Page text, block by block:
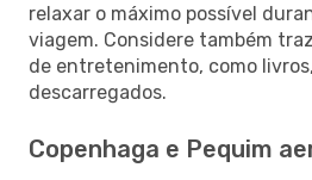
relaxar o máximo possível
viagem. Considere também
de entretenimento, como
descarregados.
Copenhaga e Pequim